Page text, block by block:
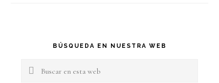
Barra
lateral
BÚSQUEDA EN NUESTRA WEB
Buscar